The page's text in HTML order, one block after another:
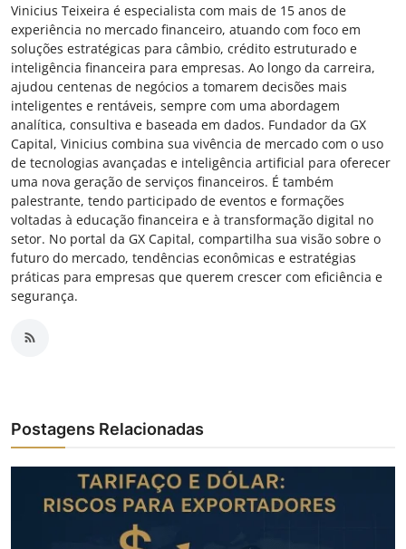
Vinicius Teixeira é especialista com mais de 15 anos de
experiência no mercado financeiro, atuando com foco em
soluções estratégicas para câmbio, crédito estruturado e
inteligência financeira para empresas. Ao longo da carreira,
ajudou centenas de negócios a tomarem decisões mais
inteligentes e rentáveis, sempre com uma abordagem
analítica, consultiva e baseada em dados. Fundador da GX
Capital, Vinicius combina sua vivência de mercado com o uso
de tecnologias avançadas e inteligência artificial para oferecer
uma nova geração de serviços financeiros. É também
palestrante, tendo participado de eventos e formações
voltadas à educação financeira e à transformação digital no
setor. No portal da GX Capital, compartilha sua visão sobre o
futuro do mercado, tendências econômicas e estratégias
práticas para empresas que querem crescer com eficiência e
segurança.
Postagens Relacionadas